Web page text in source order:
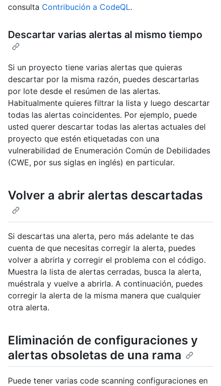
consulta Contribución a CodeQL.
Descartar varias alertas al mismo tiempo
Si un proyecto tiene varias alertas que quieras
descartar por la misma razón, puedes descartarlas
por lote desde el resúmen de las alertas.
Habitualmente quieres filtrar la lista y luego descartar
todas las alertas coincidentes. Por ejemplo, puede
usted querer descartar todas las alertas actuales del
proyecto que estén etiquetadas con una
vulnerabilidad de Enumeración Común de Debilidades
(CWE, por sus siglas en inglés) en particular.
Volver a abrir alertas descartadas
Si descartas una alerta, pero más adelante te das
cuenta de que necesitas corregir la alerta, puedes
volver a abrirla y corregir el problema con el código.
Muestra la lista de alertas cerradas, busca la alerta,
muéstrala y vuelve a abrirla. A continuación, puedes
corregir la alerta de la misma manera que cualquier
otra alerta.
Eliminación de configuraciones y
alertas obsoletas de una rama
Puede tener varias code scanning configuraciones en